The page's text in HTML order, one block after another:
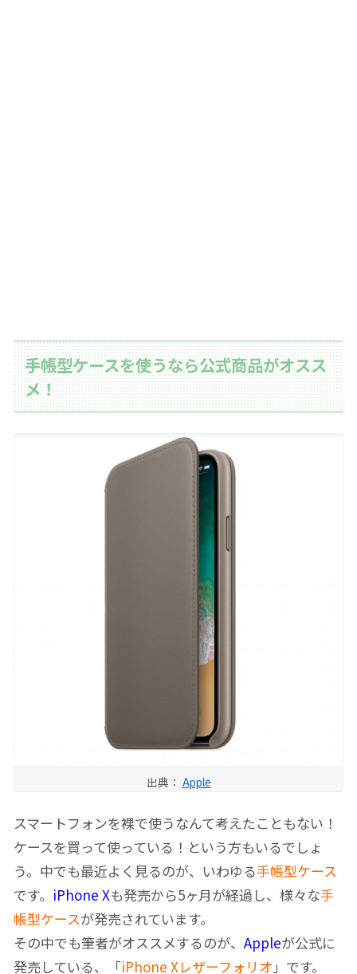
手帳型ケースを使うなら公式商品がオスス
メ！
出典： Apple
スマートフォンを裸で使うなんて考えたこともない！
ケースを買って使っている！という方もいるでしょ
う。中でも最近よく見るのが、いわゆる手帳型ケース
です。 iPhone Xも発売から5ヶ月が経過し、様々な手
帳型ケースが発売されています。
その中でも筆者がオススメするのが、 Appleが公式に
発売している、「iPhone Xレザーフォリオ 」です。